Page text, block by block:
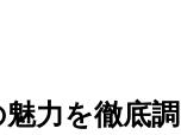
力を徹底調